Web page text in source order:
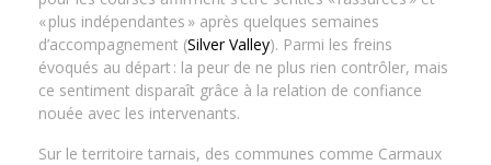
« plus indépendantes » après quelques semaines
d’accompagnement (Silver Valley). Parmi les freins
évoqués au départ : la peur de ne plus rien contrôler, mais
ce sentiment disparaît grâce à la relation de confiance
nouée avec les intervenants.
Sur le territoire tarnais, des communes comme Carmaux